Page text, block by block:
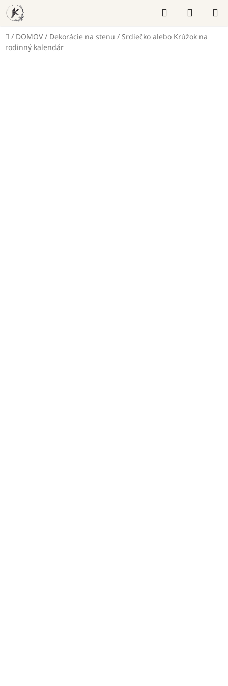
Prejsť
na
obsah
Hľadať
KOŠÍK
Domov
/ DOMOV / Dekorácie na stenu / Srdiečko alebo Krúžok na
rodinný kalendár